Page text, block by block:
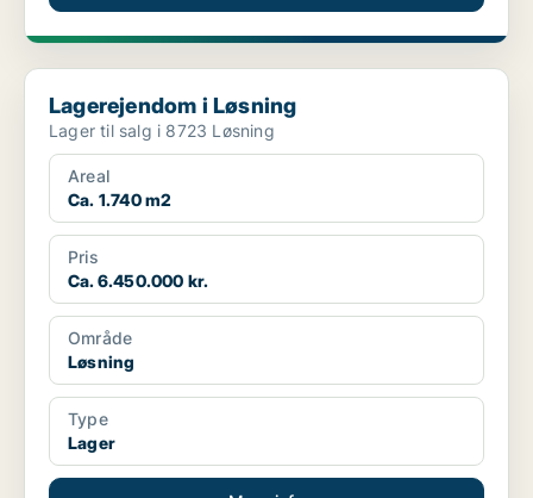
Lagerejendom i Løsning
Lagerejendom i Løsning
Lager til salg i 8723 Løsning
Areal
Ca. 1.740 m2
Pris
Ca. 6.450.000 kr.
Område
Løsning
Type
Lager